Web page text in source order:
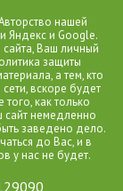
нашей
Яндекс и Google.
сайта, Ваш личный
защиты
а тем, кто
сети, вскоре будет
как только
сайт немедленно
заведено дело.
до Вас, и в
у нас не будет.